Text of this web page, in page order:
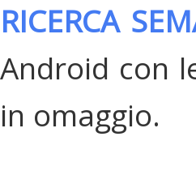
RICERCA
Android con
in omaggio.